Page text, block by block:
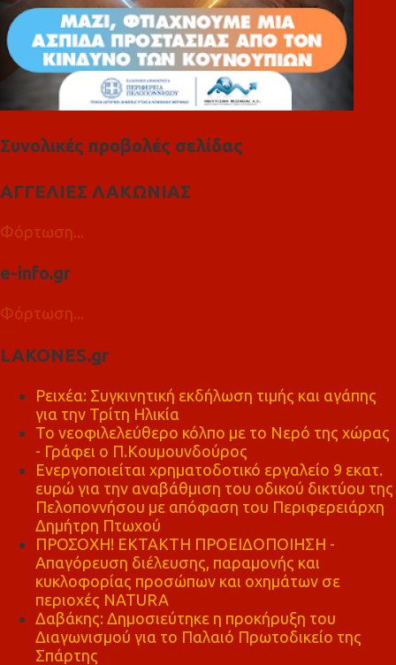
Συνολικές προβολές σελίδας
ΑΓΓΕΛΙΕΣ ΛΑΚΩΝΙΑΣ
Φόρτωση...
e-info.gr
Φόρτωση...
LAKONES.gr
Ρειχέα: Συγκινητική εκδήλωση τιμής και αγάπης
για την Τρίτη Ηλικία
Το νεοφιλελεύθερο κόλπο με το Νερό της χώρας
- Γράφει ο Π.Κουμουνδούρος
Ενεργοποιείται χρηματοδοτικό εργαλείο 9 εκατ.
ευρώ για την αναβάθμιση του οδικού δικτύου της
Πελοποννήσου με απόφαση του Περιφερειάρχη
Δημήτρη Πτωχού
ΠΡΟΣΟΧΗ! ΕΚΤΑΚΤΗ ΠΡΟΕΙΔΟΠΟΙΗΣΗ -
Απαγόρευση διέλευσης, παραμονής και
κυκλοφορίας προσώπων και οχημάτων σε
περιοχές NATURA
Δαβάκης: Δημοσιεύτηκε η προκήρυξη του
Διαγωνισμού για το Παλαιό Πρωτοδικείο της
Σπάρτης